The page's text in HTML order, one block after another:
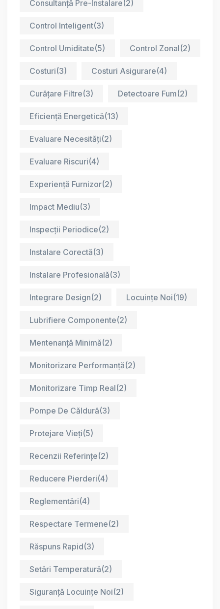
Consultanță Pre-Instalare(2)
Control Inteligent(3)
Control Umiditate(5) Control Zonal(2)
Costuri(3) Costuri Asigurare(4)
Curățare Filtre(3) Detectoare Fum(2)
Eficiență Energetică(13)
Evaluare Necesități(2)
Evaluare Riscuri(4)
Experiență Furnizor(2)
Impact Mediu(3)
Inspecții Periodice(2)
Instalare Corectă(3)
Instalare Profesională(3)
Integrare Design(2) Locuințe Noi(19)
Lubrifiere Componente(2)
Mentenanță Minimă(2)
Monitorizare Performanță(2)
Monitorizare Timp Real(2)
Pompe De Căldură(3)
Protejare Vieți(5)
Recenzii Referințe(2)
Reducere Pierderi(4)
Reglementări(4)
Respectare Termene(2)
Răspuns Rapid(3)
Setări Temperatură(2)
Siguranță Locuințe Noi(2)